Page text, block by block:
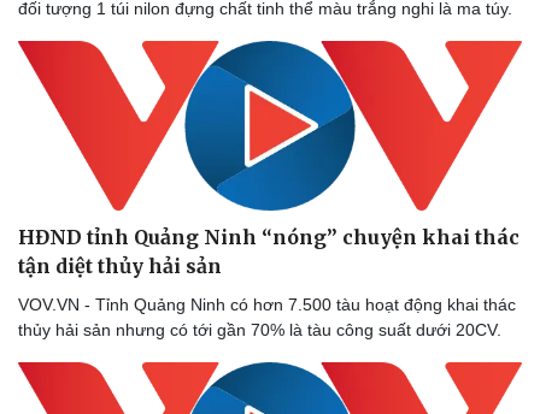
Doanh nghiệp
Thông tin doanh nghiệp
Doanh nghiệp 24h
Doanh nhân
Công nghệ
Sành điệu
Tin Công nghệ
Trải nghiệm
đối tượng 1 túi nilon đựng chất tinh thể màu trắng nghi là ma túy.
HĐND tỉnh Quảng Ninh “nóng” chuyện khai thác
tận diệt thủy hải sản
VOV.VN - Tỉnh Quảng Ninh có hơn 7.500 tàu hoạt động khai thác
thủy hải sản nhưng có tới gần 70% là tàu công suất dưới 20CV.